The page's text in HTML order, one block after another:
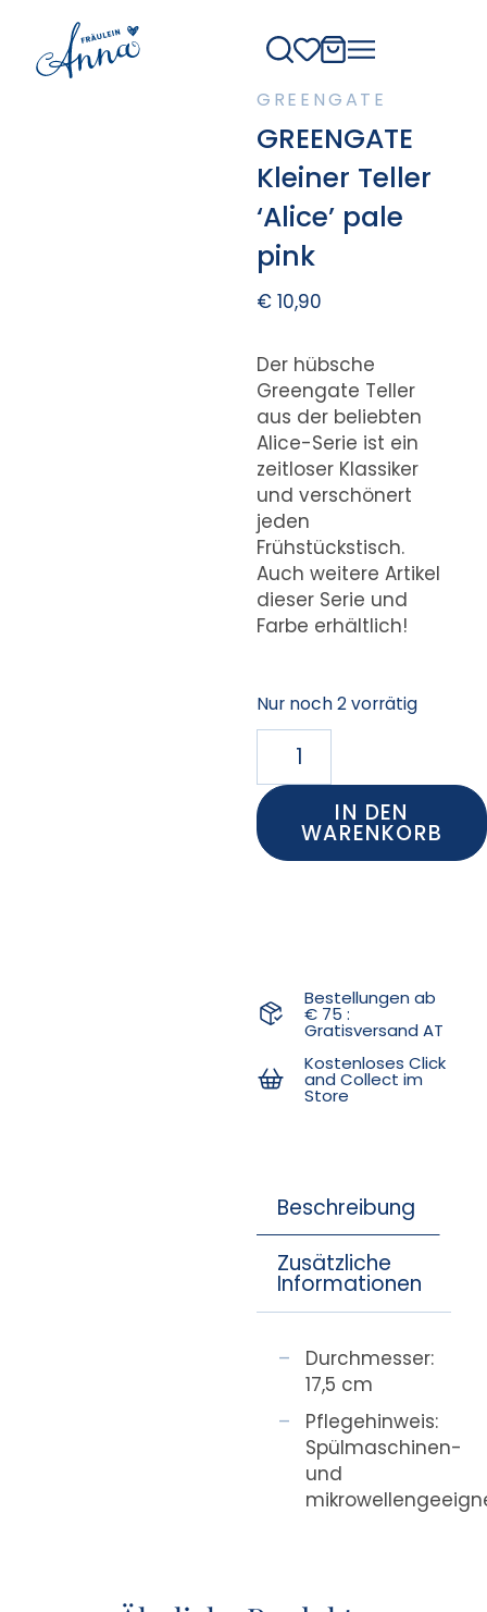
GREENGATE
GREENGATE
Kleiner Teller
‘Alice’ pale
pink
€10,90
Der hübsche
Greengate Teller
aus der beliebten
Alice-Serie ist ein
zeitloser Klassiker
und verschönert
jeden
Frühstückstisch.
Auch weitere Artikel
dieser Serie und
Farbe erhältlich!
Nur noch 2 vorrätig
IN DEN
WARENKORB
Bestellungen ab
€ 75 :
Gratisversand AT
Kostenloses Click
and Collect im
Store
Beschreibung
Zusätzliche
Informationen
Durchmesser:
17,5 cm
Pflegehinweis:
Spülmaschinen-
und